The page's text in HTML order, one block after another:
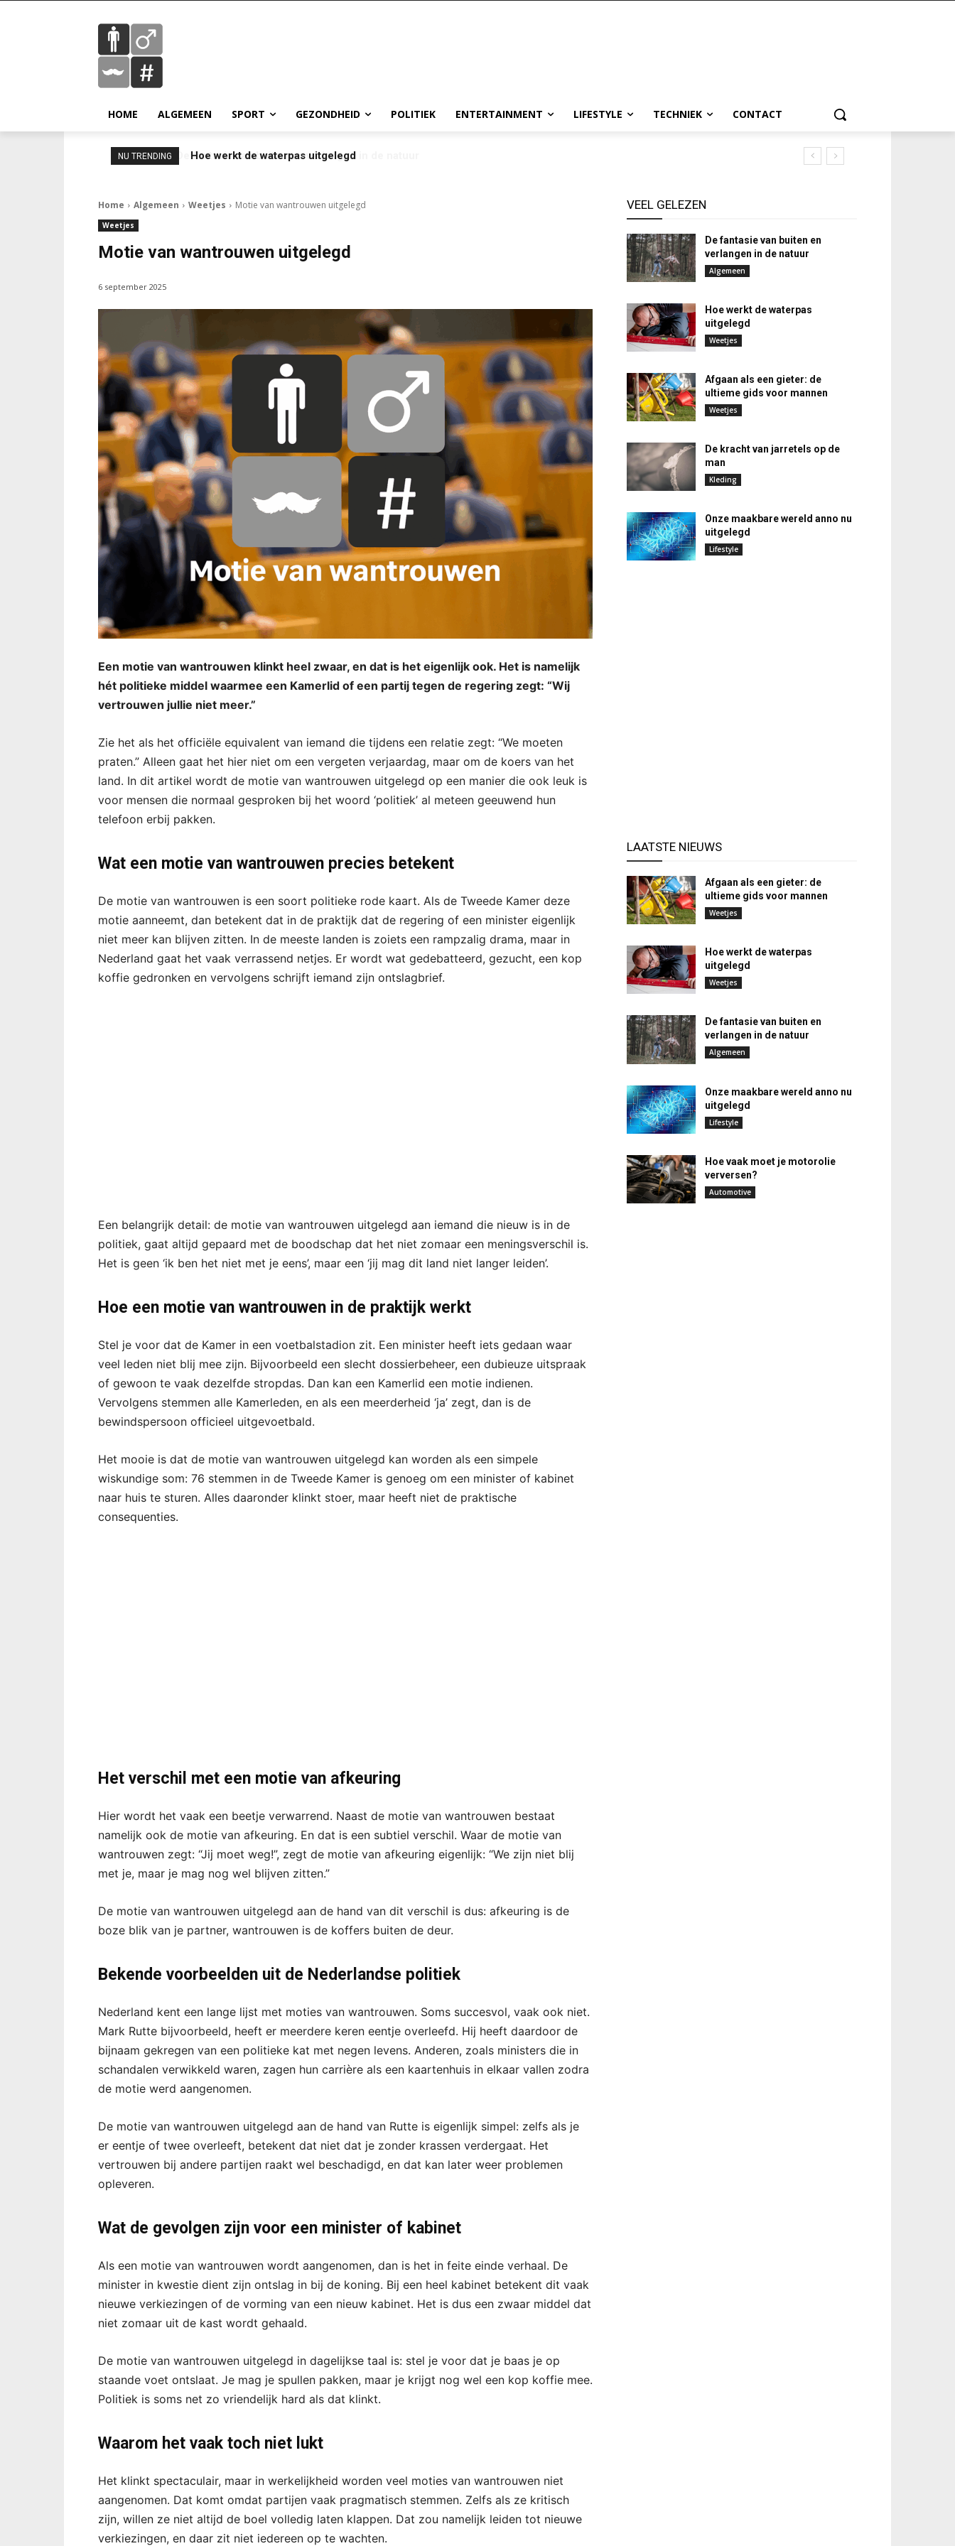
HOME ALGEMEEN SPORT GEZONDHEID POLITIEK ENTERTAINMENT LIFESTYLE TECHNIEK CONTACT
NU TRENDING Hoe werkt de waterpas uitgelegd
Home Algemeen Weetjes Motie van wantrouwen uitgelegd
Weetjes
Motie van wantrouwen uitgelegd
6 september 2025
Een motie van wantrouwen klinkt heel zwaar, en dat is het eigenlijk ook. Het is namelijk
hét politieke middel waarmee een Kamerlid of een partij tegen de regering zegt: “Wij
vertrouwen jullie niet meer.”
Zie het als het officiële equivalent van iemand die tijdens een relatie zegt: “We moeten
praten.” Alleen gaat het hier niet om een vergeten verjaardag, maar om de koers van het
land. In dit artikel wordt de motie van wantrouwen uitgelegd op een manier die ook leuk is
voor mensen die normaal gesproken bij het woord ‘politiek’ al meteen geeuwend hun
telefoon erbij pakken.
Wat een motie van wantrouwen precies betekent
De motie van wantrouwen is een soort politieke rode kaart. Als de Tweede Kamer deze
motie aanneemt, dan betekent dat in de praktijk dat de regering of een minister eigenlijk
niet meer kan blijven zitten. In de meeste landen is zoiets een rampzalig drama, maar in
Nederland gaat het vaak verrassend netjes. Er wordt wat gedebatteerd, gezucht, een kop
koffie gedronken en vervolgens schrijft iemand zijn ontslagbrief.
Een belangrijk detail: de motie van wantrouwen uitgelegd aan iemand die nieuw is in de
politiek, gaat altijd gepaard met de boodschap dat het niet zomaar een meningsverschil is.
Het is geen ‘ik ben het niet met je eens’, maar een ‘jij mag dit land niet langer leiden’.
Hoe een motie van wantrouwen in de praktijk werkt
Stel je voor dat de Kamer in een voetbalstadion zit. Een minister heeft iets gedaan waar
veel leden niet blij mee zijn. Bijvoorbeeld een slecht dossierbeheer, een dubieuze uitspraak
of gewoon te vaak dezelfde stropdas. Dan kan een Kamerlid een motie indienen.
Vervolgens stemmen alle Kamerleden, en als een meerderheid ‘ja’ zegt, dan is de
bewindspersoon officieel uitgevoetbald.
Het mooie is dat de motie van wantrouwen uitgelegd kan worden als een simpele
wiskundige som: 76 stemmen in de Tweede Kamer is genoeg om een minister of kabinet
naar huis te sturen. Alles daaronder klinkt stoer, maar heeft niet de praktische
consequenties.
Het verschil met een motie van afkeuring
Hier wordt het vaak een beetje verwarrend. Naast de motie van wantrouwen bestaat
namelijk ook de motie van afkeuring. En dat is een subtiel verschil. Waar de motie van
wantrouwen zegt: “Jij moet weg!”, zegt de motie van afkeuring eigenlijk: “We zijn niet blij
met je, maar je mag nog wel blijven zitten.”
De motie van wantrouwen uitgelegd aan de hand van dit verschil is dus: afkeuring is de
boze blik van je partner, wantrouwen is de koffers buiten de deur.
Bekende voorbeelden uit de Nederlandse politiek
Nederland kent een lange lijst met moties van wantrouwen. Soms succesvol, vaak ook niet.
Mark Rutte bijvoorbeeld, heeft er meerdere keren eentje overleefd. Hij heeft daardoor de
bijnaam gekregen van een politieke kat met negen levens. Anderen, zoals ministers die in
schandalen verwikkeld waren, zagen hun carrière als een kaartenhuis in elkaar vallen zodra
de motie werd aangenomen.
De motie van wantrouwen uitgelegd aan de hand van Rutte is eigenlijk simpel: zelfs als je
er eentje of twee overleeft, betekent dat niet dat je zonder krassen verdergaat. Het
vertrouwen bij andere partijen raakt wel beschadigd, en dat kan later weer problemen
opleveren.
Wat de gevolgen zijn voor een minister of kabinet
Als een motie van wantrouwen wordt aangenomen, dan is het in feite einde verhaal. De
minister in kwestie dient zijn ontslag in bij de koning. Bij een heel kabinet betekent dit vaak
nieuwe verkiezingen of de vorming van een nieuw kabinet. Het is dus een zwaar middel dat
niet zomaar uit de kast wordt gehaald.
De motie van wantrouwen uitgelegd in dagelijkse taal is: stel je voor dat je baas je op
staande voet ontslaat. Je mag je spullen pakken, maar je krijgt nog wel een kop koffie mee.
Politiek is soms net zo vriendelijk hard als dat klinkt.
Waarom het vaak toch niet lukt
Het klinkt spectaculair, maar in werkelijkheid worden veel moties van wantrouwen niet
aangenomen. Dat komt omdat partijen vaak pragmatisch stemmen. Zelfs als ze kritisch
zijn, willen ze niet altijd de boel volledig laten klappen. Dat zou namelijk leiden tot nieuwe
verkiezingen, en daar zit niet iedereen op te wachten.
VEEL GELEZEN
De fantasie van buiten en
verlangen in de natuur
Algemeen
Hoe werkt de waterpas
uitgelegd
Weetjes
Afgaan als een gieter: de
ultieme gids voor mannen
Weetjes
De kracht van jarretels op de
man
Kleding
Onze maakbare wereld anno nu
uitgelegd
Lifestyle
LAATSTE NIEUWS
Afgaan als een gieter: de
ultieme gids voor mannen
Weetjes
Hoe werkt de waterpas
uitgelegd
Weetjes
De fantasie van buiten en
verlangen in de natuur
Algemeen
Onze maakbare wereld anno nu
uitgelegd
Lifestyle
Hoe vaak moet je motorolie
verversen?
Automotive